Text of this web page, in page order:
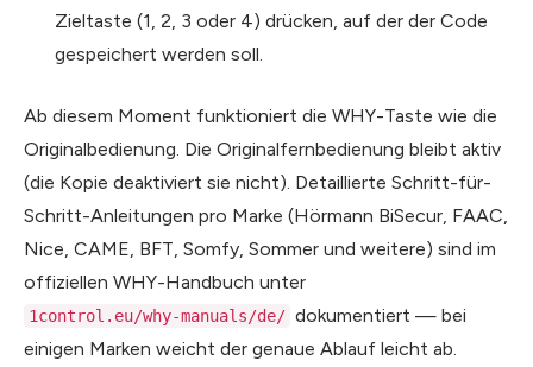
Zieltaste (1, 2, 3 oder 4) drücken, auf der der Code
gespeichert werden soll.
Ab diesem Moment funktioniert die WHY-Taste wie die
Originalbedienung. Die Originalfernbedienung bleibt aktiv
(die Kopie deaktiviert sie nicht). Detaillierte Schritt-für-
Schritt-Anleitungen pro Marke (Hörmann BiSecur, FAAC,
Nice, CAME, BFT, Somfy, Sommer und weitere) sind im
offiziellen WHY-Handbuch unter
1control.eu/why-manuals/de/ dokumentiert — bei
einigen Marken weicht der genaue Ablauf leicht ab.